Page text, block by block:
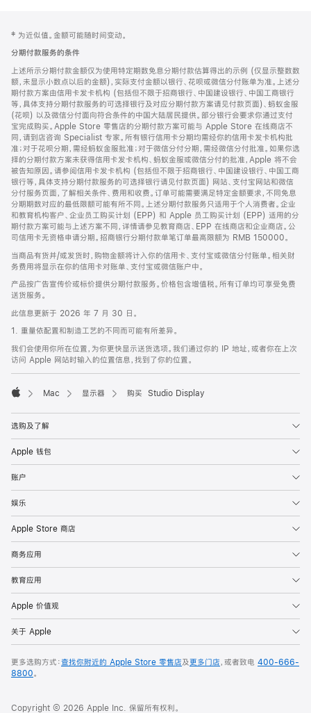
页
页
脚
注
‡ 为近似值。金额可能随时间变动。
分期付款服务的条件
上述所示分期付款金额仅为使用特定期数免息分期付款估算得出的示例 (仅显示整数数
额，未显示小数点以后的金额)，实际支付金额以银行、花呗或微信分付账单为准。上述分
期付款方案由信用卡发卡机构 (包括但不限于招商银行、中国建设银行、中国工商银行
等，具体支持分期付款服务的可选择银行及对应分期付款方案请见付款页面)、蚂蚁金服
(花呗) 以及微信分付面向符合条件的中国大陆居民提供。部分银行会要求你通过支付
宝完成购买。Apple Store 零售店的分期付款方案可能与 Apple Store 在线商店不
同，请到店咨询 Specialist 专家。所有银行信用卡分期均需经你的信用卡发卡机构批
准；对于花呗分期，需经蚂蚁金服批准；对于微信分付分期，需经微信分付批准。如果你选
择的分期付款方案未获得信用卡发卡机构、蚂蚁金服或微信分付的批准，Apple 将不会
被告知原因。请参阅信用卡发卡机构 (包括但不限于招商银行、中国建设银行、中国工商
银行等，具体支持分期付款服务的可选择银行请见付款页面) 网站、支付宝网站和微信
分付服务页面，了解相关条件、费用和收费。订单可能需要满足特定金额要求，不同免息
分期期数对应的最低限额可能有所不同。上述分期付款服务只适用于个人消费者。企业
和教育机构客户、企业员工购买计划 (EPP) 和 Apple 员工购买计划 (EPP) 适用的分
期付款方案可能与上述方案不同，详情请参见教育商店、EPP 在线商店和企业商店。公
司信用卡无资格申请分期。招商银行分期付款单笔订单最高限额为 RMB 150000。
当商品有货并/或发货时，购物金额将计入你的信用卡、支付宝或微信分付账单。相关财
务费用将显示在你的信用卡对账单、支付宝或微信账户中。
产品按广告宣传价或标价提供分期付款服务。价格包含增值税。所有订单均可享受免费
送货服务。
此信息更新于 2026 年 7 月 30 日。
1. 重量依配置和制造工艺的不同而可能有所差异。
我们会使用你所在位置，为你更快显示送货选项。我们通过你的 IP 地址，或者你在上次
访问 Apple 网站时输入的位置信息，找到了你的位置。
Mac 显示器 购买 Studio Display
选购及了解
Apple 钱包
账户
娱乐
Apple Store 商店
商务应用
教育应用
Apple 价值观
关于 Apple
更多选购方式：查找你附近的 Apple Store 零售店及更多门店，或者致电 400-666-
8800。
Copyright © 2026 Apple Inc. 保留所有权利。